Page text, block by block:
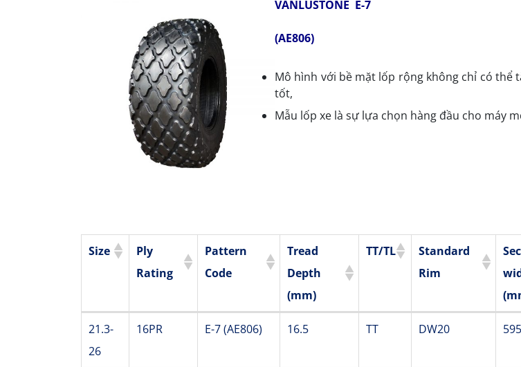
VANLUSTONE E-7
(AE806)
Mô hình với bề mặt lốp rộng không chỉ có thể
tốt,
Mẫu lốp xe là sự lựa chọn hàng đầu cho máy
Size
Ply
Rating
Pattern
Code
Tread
Depth
(mm)
TT/TL
Standard
Rim
Size
Ply
Pattern
Tread
TT/TL
Standard
21.3-
26
16PR E-7 (AE806) 16.5 TT DW20 595